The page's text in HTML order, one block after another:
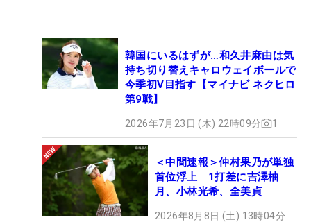
韓国にいるはずが…和久井麻由は気
持ち切り替えキャロウェイボールで
今季初V目指す【マイナビ ネクヒロ
第9戦】
2026年7月23日 (木) 22時09分 1
＜中間速報＞仲村果乃が単独
首位浮上 1打差に吉澤柚
月、小林光希、全美貞
2026年8月8日 (土) 13時04分